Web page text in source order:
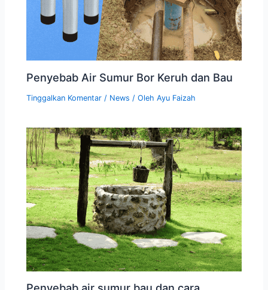
Penyebab Air Sumur Bor Keruh dan Bau
Tinggalkan Komentar / News / OlehAyu Faizah